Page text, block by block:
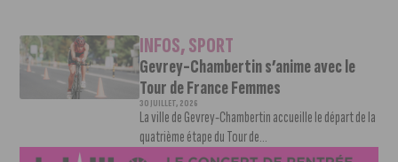
INFOS,SPORT
Gevrey-Chambertin s’anime avec le
Tour de France Femmes
30 JUILLET, 2026
La ville de Gevrey-Chambertin accueille le départ de la
quatrième étape du Tour de...